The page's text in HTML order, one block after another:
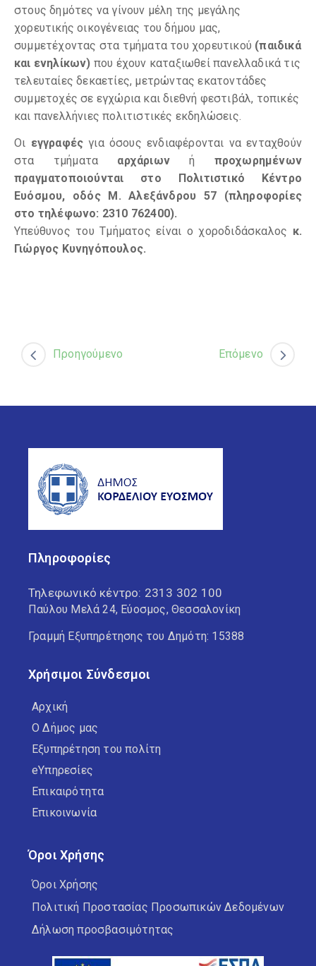
στους δημότες να γίνουν μέλη της μεγάλης
χορευτικής οικογένειας του δήμου μας,
συμμετέχοντας στα τμήματα του χορευτικού (παιδικά
και ενηλίκων) που έχουν καταξιωθεί πανελλαδικά τις
τελευταίες δεκαετίες, μετρώντας εκατοντάδες
συμμετοχές σε εγχώρια και διεθνή φεστιβάλ, τοπικές
και πανελλήνιες πολιτιστικές εκδηλώσεις.
Οι εγγραφές για όσους ενδιαφέρονται να ενταχθούν
στα τμήματα αρχάριων ή προχωρημένων
πραγματοποιούνται στο Πολιτιστικό Κέντρο
Ευόσμου, οδός Μ. Αλεξάνδρου 57 (πληροφορίες
στο τηλέφωνο: 2310 762400).
Υπεύθυνος του Τμήματος είναι ο χοροδιδάσκαλος κ.
Γιώργος Κυνηγόπουλος.
Προηγούμενο Επόμενο
Πληροφορίες
Τηλεφωνικό κέντρο: 2313 302 100
Παύλου Μελά 24, Εύοσμος, Θεσσαλονίκη
Γραμμή Εξυπηρέτησης του Δημότη: 15388
Χρήσιμοι Σύνδεσμοι
Αρχική
Ο Δήμος μας
Εξυπηρέτηση του πολίτη
eΥπηρεσίες
Επικαιρότητα
Επικοινωνία
Όροι Χρήσης
Όροι Χρήσης
Πολιτική Προστασίας Προσωπικών Δεδομένων
Δήλωση προσβασιμότητας